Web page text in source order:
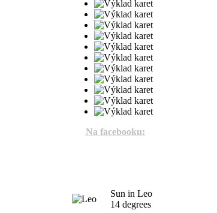
Na facebooku:
Sun in Leo
14 degrees